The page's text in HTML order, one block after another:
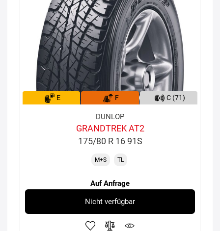
E F C (71)
DUNLOP
GRANDTREK AT2
175/80 R 16 91S
M+S TL
Auf Anfrage
Nicht verfügbar